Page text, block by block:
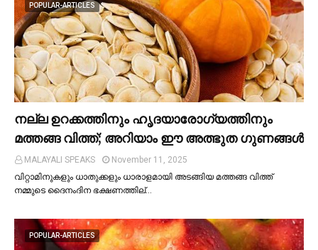
POPULAR-ARTICLES
നല്ല ഉറക്കത്തിനും ഹൃദയാരോഗ്യത്തിനും
മത്തങ്ങ വിത്ത്; അറിയാം ഈ അത്ഭുത ഗുണങ്ങള്‍
MALAYALI SPEAKS
November 11, 2025
വിറ്റാമിനുകളും ധാതുക്കളും ധാരാളമായി അടങ്ങിയ മത്തങ്ങ വിത്ത്
നമ്മുടെ ദൈനംദിന ഭക്ഷണത്തില്…
POPULAR-ARTICLES